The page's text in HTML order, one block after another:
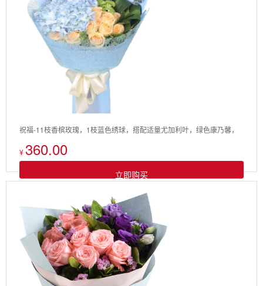
祝福-11枝香槟玫瑰，1枝蓝色绣球，搭配适量尤加利叶，绿色康乃馨，
巴西叶，剑叶
¥ 360.00
立即购买